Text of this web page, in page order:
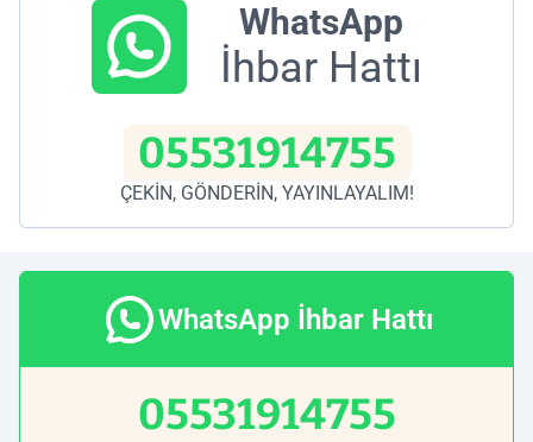
WhatsApp
İhbar Hattı
05531914755
ÇEKİN, GÖNDERİN, YAYINLAYALIM!
WhatsApp İhbar Hattı
05531914755